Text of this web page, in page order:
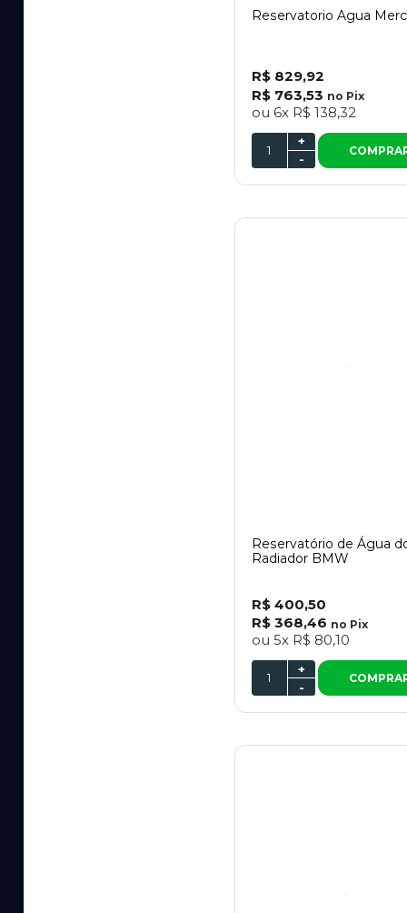
Reservatorio Agua
R$ 829,92
R$ 763,53 no Pix
ou 6x R$ 138,32
-
+
Reservatório de Água
Radiador BMW
R$ 400,50
R$ 368,46 no Pix
ou 5x R$ 80,10
-
+